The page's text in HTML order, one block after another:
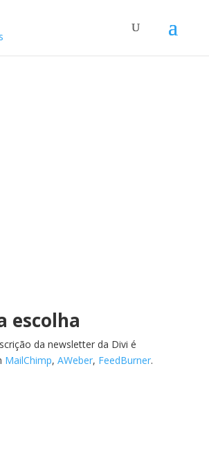
escolha
da newsletter da Divi é
MailChimp, AWeber, FeedBurner.